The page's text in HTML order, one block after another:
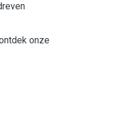
onze